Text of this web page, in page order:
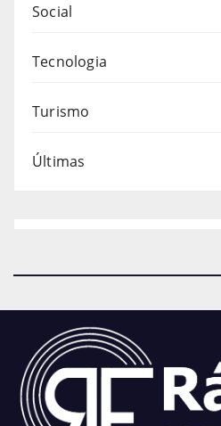
Social
Tecnologia
Turismo
Últimas